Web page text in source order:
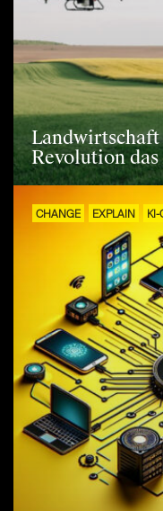
Revolution
CHANGE EXPLAIN KI-